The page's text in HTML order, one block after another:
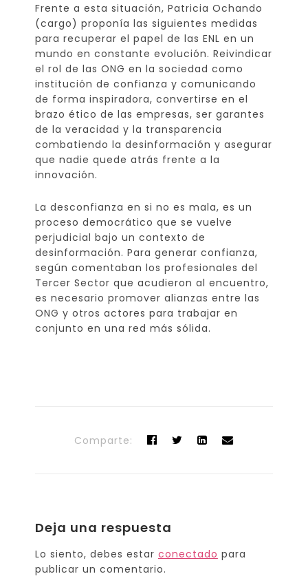
Frente a esta situación, Patricia Ochando
(cargo) proponía las siguientes medidas
para recuperar el papel de las ENL en un
mundo en constante evolución. Reivindicar
el rol de las ONG en la sociedad como
institución de confianza y comunicando
de forma inspiradora, convertirse en el
brazo ético de las empresas, ser garantes
de la veracidad y la transparencia
combatiendo la desinformación y asegurar
que nadie quede atrás frente a la
innovación.
La desconfianza en si no es mala, es un
proceso democrático que se vuelve
perjudicial bajo un contexto de
desinformación. Para generar confianza,
según comentaban los profesionales del
Tercer Sector que acudieron al encuentro,
es necesario promover alianzas entre las
ONG y otros actores para trabajar en
conjunto en una red más sólida.
Comparte:
Deja una respuesta
Lo siento, debes estar conectado para
publicar un comentario.